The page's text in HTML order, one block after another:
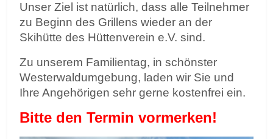
Unser Ziel ist natürlich, dass alle Teilnehmer
zu Beginn des Grillens wieder an der
Skihütte des Hüttenverein e.V. sind.
Zu unserem Familientag, in schönster
Westerwaldumgebung, laden wir Sie und
Ihre Angehörigen sehr gerne kostenfrei ein.
Bitte den Termin vormerken!